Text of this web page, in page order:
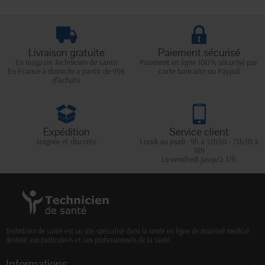
Livraison gratuite
En magasin Technicien de santé
En France à domicile à partir de 99€
d'achats
Paiement sécurisé
Paiement en ligne 100% sécurisé par
carte bancaire ou Paypal
Expédition
soignée et discrète
Service client
Lundi au jeudi : 9h à 12h30 - 13h30 à
18h
Le vendredi jusqu'à 17h
Technicien de santé est un site spécialisé dans la vente en ligne de matériel médical
destiné aux particuliers et aux professionnels de la santé.